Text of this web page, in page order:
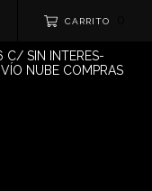
CARRITO
C/ SIN INTERES-
NUBE COMPRAS